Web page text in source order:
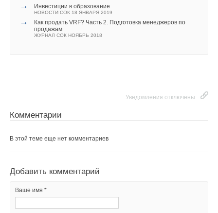
→ Инвестиции в образование
НОВОСТИ СОК 18 ЯНВАРЯ 2019
→
Как продать VRF? Часть 2. Подготовка менеджеров по
продажам
ЖУРНАЛ СОК НОЯБРЬ 2018
Уведомления отключены
Комментарии
В этой теме еще нет комментариев
Добавить комментарий
Ваше имя *
Уведомления отключены
Комментарии
Ваше имя *